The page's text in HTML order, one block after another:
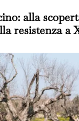
alla
resistenza a